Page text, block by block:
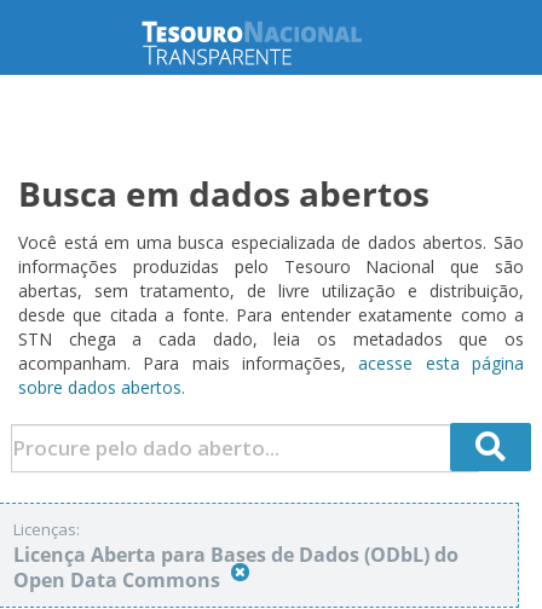
Busca em dados abertos
Você está em uma busca especializada de dados abertos. São
informações produzidas pelo Tesouro Nacional que são
abertas, sem tratamento, de livre utilização e distribuição,
desde que citada a fonte. Para entender exatamente como a
STN chega a cada dado, leia os metadados que os
acompanham. Para mais informações,acesse esta página
sobre dados abertos.
Licenças:
Licença Aberta para Bases de Dados (ODbL) do
Open Data Commons